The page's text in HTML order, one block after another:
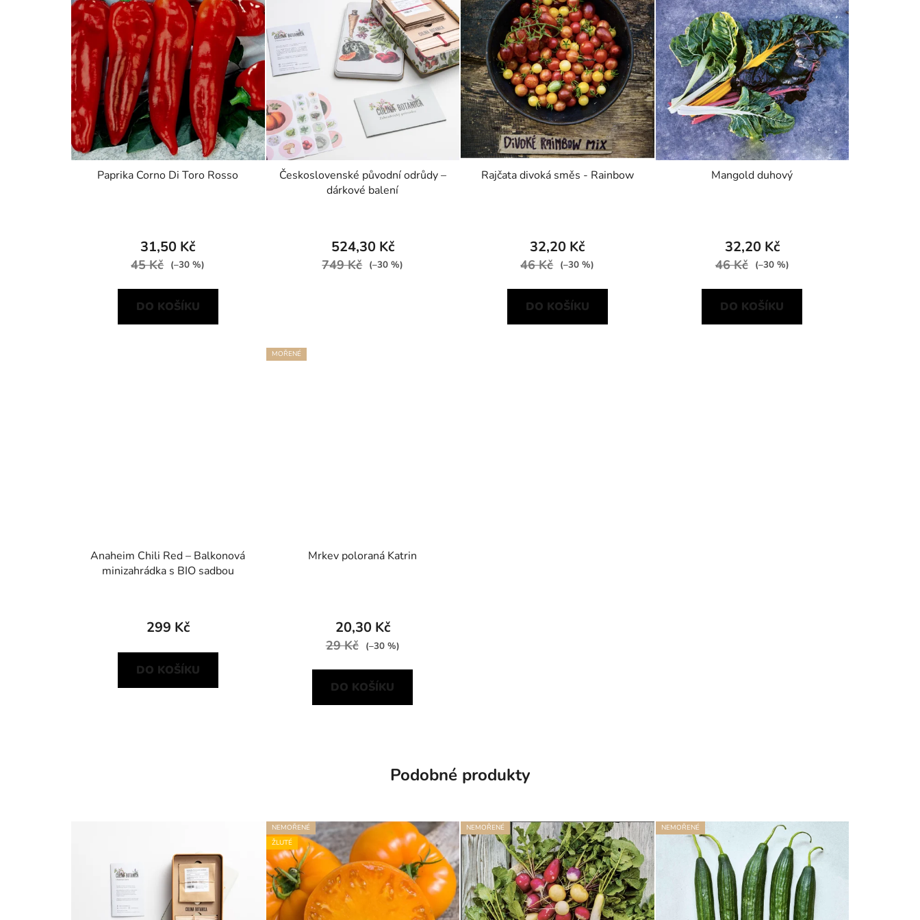
Paprika Corno Di Toro Rosso
31,50 Kč
45 Kč (–30 %)
DO KOŠÍKU
Československé původní odrůdy –
dárkové balení
524,30 Kč
749 Kč (–30 %)
Rajčata divoká směs - Rainbow
32,20 Kč
46 Kč (–30 %)
DO KOŠÍKU
Mangold duhový
32,20 Kč
46 Kč (–30 %)
DO KOŠÍKU
Anaheim Chili Red – Balkonová
minizahrádka s BIO sadbou
299 Kč
DO KOŠÍKU
MOŘENÉ
Mrkev poloraná Katrin
20,30 Kč
29 Kč (–30 %)
DO KOŠÍKU
Podobné produkty
NEMOŘENÉ
ŽLUTÉ
NEMOŘENÉ NEMOŘENÉ